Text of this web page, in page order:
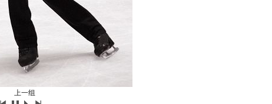
上一组